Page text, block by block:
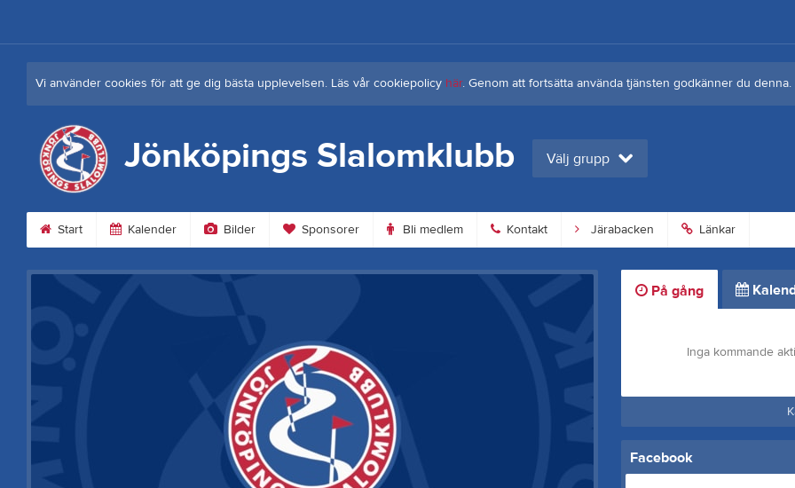
Vi använder cookies för att ge dig bästa upplevelsen. Läs vår cookiepolicy här. Genom att fortsätta använda tjänsten godkänner du denna.
Jönköpings Slalomklubb Välj grupp
Start Kalender Bilder Sponsorer Bli medlem Kontakt Järabacken Länkar
På gång
Inga kommande
Facebook